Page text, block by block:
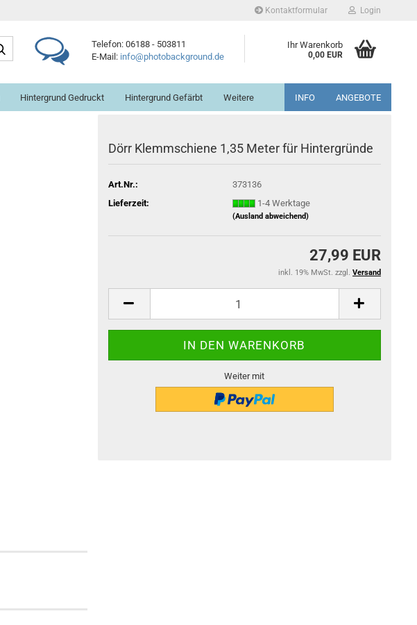
Kontaktformular Login
Suche...
Telefon: 06188 - 503811
E-Mail: info@photobackground.de
Ihr Warenkorb
0,00 EUR
Hintergrund Gedruckt Hintergrund Gefärbt INFO ANGEBOTE
Weitere
Dörr Klemmschiene 1,35 Meter für Hintergründe
Art.Nr.:
373136
Lieferzeit:
1-4 Werktage
(Ausland abweichend)
27,99 EUR
inkl. 19% MwSt. zzgl. Versand
Weiter mit